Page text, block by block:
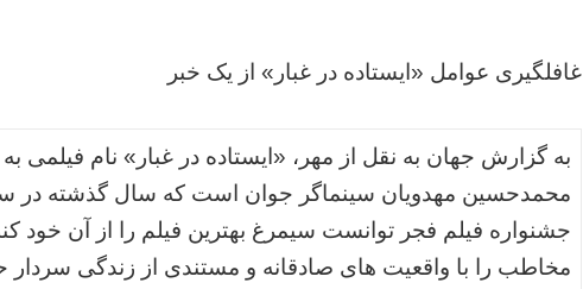
غافلگیری عوامل «ایستاده در غبار» از یک خبر
به گزارش جهان به نقل از مهر، «ایستاده در غبار» نام فیلمی به
محمدحسین مهدویان سینماگر جوان است که سال گذشته در
جشنواره فیلم فجر توانست سیمرغ بهترین فیلم را از آن خود
مخاطب را با واقعیت های صادقانه و مستندی از زندگی سردار